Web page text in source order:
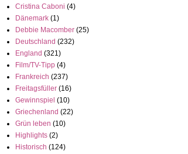
Cristina Caboni (4)
Dänemark (1)
Debbie Macomber (25)
Deutschland (232)
England (321)
Film/TV-Tipp (4)
Frankreich (237)
Freitagsfüller (16)
Gewinnspiel (10)
Griechenland (22)
Grün leben (10)
Highlights (2)
Historisch (124)